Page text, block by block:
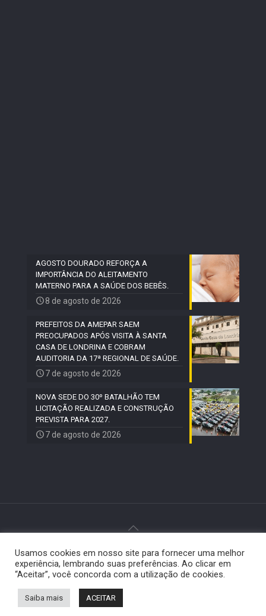
AGOSTO DOURADO REFORÇA A
IMPORTÂNCIA DO ALEITAMENTO
MATERNO PARA A SAÚDE DOS BEBÊS.
8 de agosto de 2026
PREFEITOS DA AMEPAR SAEM
PREOCUPADOS APÓS VISITA À SANTA
CASA DE LONDRINA E COBRAM
AUDITORIA DA 17ª REGIONAL DE SAÚDE.
7 de agosto de 2026
NOVA SEDE DO 30º BATALHÃO TEM
LICITAÇÃO REALIZADA E CONSTRUÇÃO
PREVISTA PARA 2027.
7 de agosto de 2026
© 2024 Paiquerê - Todos os direitos reservados |
Desenvolvido porElemento Visual .
Usamos cookies em nosso site para fornecer uma melhor
experiência, lembrando suas preferências. Ao clicar em
“Aceitar”, você concorda com a utilização de cookies.
Saiba mais ACEITAR